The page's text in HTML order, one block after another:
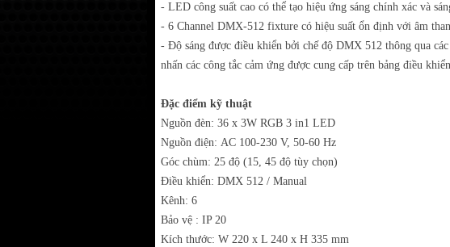
- LED công suất cao có thể tạo hiệu ứng sáng chính xác và
- 6 Channel DMX-512 fixture có hiệu suất ổn định với âm
- Độ sáng được điều khiển bởi chế độ DMX 512 thông qua
nhấn các công tắc cảm ứng được cung cấp trên bảng điều
Đặc điểm kỹ thuật
Nguồn đèn: 36 x 3W RGB 3 in1 LED
Nguồn điện: AC 100-230 V, 50-60 Hz
Góc chùm: 25 độ (15, 45 độ tùy chọn)
Điều khiển: DMX 512 / Manual
Kênh: 6
Bảo vệ : IP 20
Kích thước: W 220 x L 240 x H 335 mm